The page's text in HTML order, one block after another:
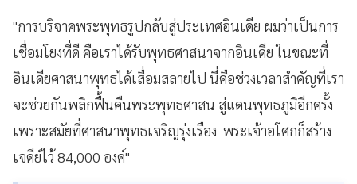
"การบริจาคพระพุทธรูปกลับสู่ประเทศอินเดีย ผมว่าเป็นการ
เชื่อมโยงที่ดี คือเราได้รับพุทธศาสนาจากอินเดีย ในขณะที่
อินเดียศาสนาพุทธได้เสื่อมสลายไป นี่คือช่วงเวลาสำคัญที่เรา
จะช่วยกันพลิกฟื้นคืนพระพุทธศาสน สู่แดนพุทธภูมิอีกครั้ง
เพราะสมัยที่ศาสนาพุทธเจริญรุ่งเรือง พระเจ้าอโศกก็สร้าง
เจดีย์ไว้ 84,000 องค์"